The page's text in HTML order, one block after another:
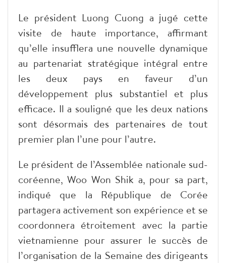
Le président Luong Cuong a jugé cette
visite de haute importance, affirmant
qu’elle insufflera une nouvelle dynamique
au partenariat stratégique intégral entre
les deux pays en faveur d’un
développement plus substantiel et plus
efficace. Il a souligné que les deux nations
sont désormais des partenaires de tout
premier plan l’une pour l’autre.
Le président de l’Assemblée nationale sud-
coréenne, Woo Won Shik a, pour sa part,
indiqué que la République de Corée
partagera activement son expérience et se
coordonnera étroitement avec la partie
vietnamienne pour assurer le succès de
l’organisation de la Semaine des dirigeants